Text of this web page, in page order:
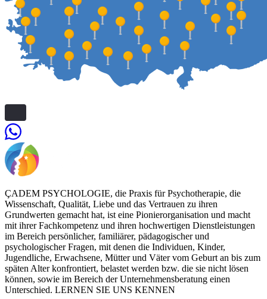
ÇADEM PSYCHOLOGIE, die Praxis für Psychotherapie, die
Wissenschaft, Qualität, Liebe und das Vertrauen zu ihren
Grundwerten gemacht hat, ist eine Pionierorganisation und macht
mit ihrer Fachkompetenz und ihren hochwertigen Dienstleistungen
im Bereich persönlicher, familiärer, pädagogischer und
psychologischer Fragen, mit denen die Individuen, Kinder,
Jugendliche, Erwachsene, Mütter und Väter vom Geburt an bis zum
späten Alter konfrontiert, belastet werden bzw. die sie nicht lösen
können, sowie im Bereich der Unternehmensberatung einen
Unterschied. LERNEN SIE UNS KENNEN